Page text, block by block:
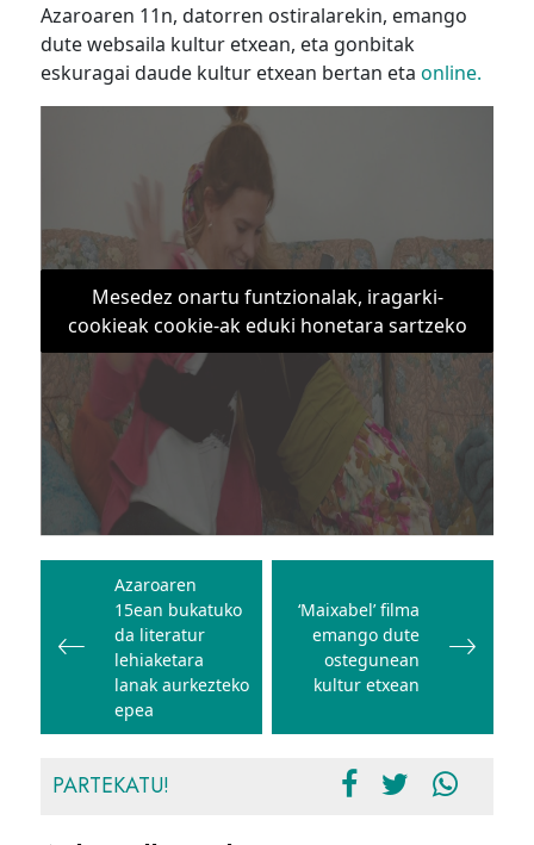
Azaroaren 11n, datorren ostiralarekin, emango
dute websaila kultur etxean, eta gonbitak
eskuragai daude kultur etxean bertan etaonline.
Mesedez onartu funtzionalak, iragarki-
cookieak cookie-ak eduki honetara sartzeko
Bidalketetan
zehar
nabigatu
Azaroaren
15ean bukatuko
da literatur
lehiaketara
lanak aurkezteko
epea
‘Maixabel’ filma
emango dute
ostegunean
kultur etxean
PARTEKATU!